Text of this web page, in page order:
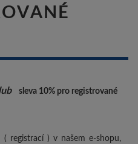
sleva 10% pro registrované
registrací ) v našem e-shopu,